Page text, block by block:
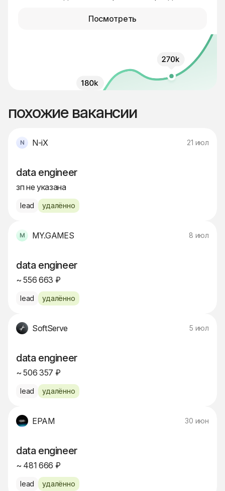
Посмотреть
похожие вакансии
N-iX 21 июл
data engineer
зп не указана
lead удалённо
MY.GAMES 8 июл
data engineer
~ 556 663 ₽
lead удалённо
SoftServe 5 июл
data engineer
~ 506 357 ₽
lead удалённо
EPAM 30 июн
data engineer
~ 481 666 ₽
lead удалённо